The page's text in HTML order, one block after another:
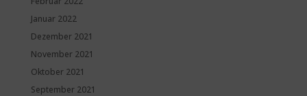
Januar 2022
Dezember 2021
November 2021
Oktober 2021
September 2021